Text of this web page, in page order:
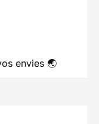
envies 🌏